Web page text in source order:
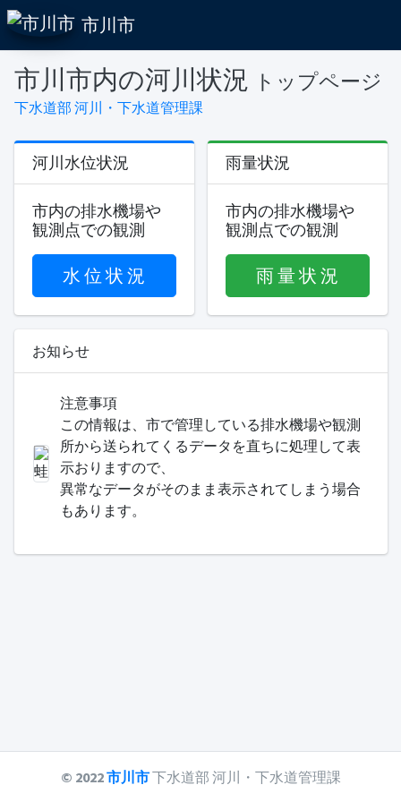
市川市
市川市内の河川状況 トップページ
下水道部 河川・下水道管理課
河川水位状況
市内の排水機場や
観測点での観測
水 位 状 況
雨量状況
市内の排水機場や
観測点での観測
雨 量 状 況
お知らせ
注意事項
この情報は、市で管理している排水機場や観測
所から送られてくるデータを直ちに処理して表
示おりますので、
異常なデータがそのまま表示されてしまう場合
もあります。
© 2022市川市下水道部 河川・下水道管理課